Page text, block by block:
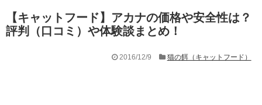
【キャットフード】アカナの価格や安全性は？
評判（口コミ）や体験談まとめ！
2016/12/9 猫の餌（キャットフード）